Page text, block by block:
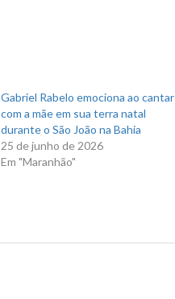
Gabriel Rabelo emociona ao cantar
com a mãe em sua terra natal
durante o São João na Bahia
25 de junho de 2026
Em "Maranhão"